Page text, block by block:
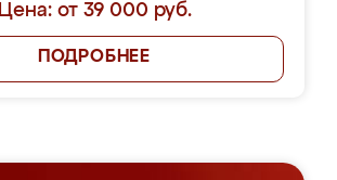
Цена: от 39 000 руб.
ПОДРОБНЕЕ